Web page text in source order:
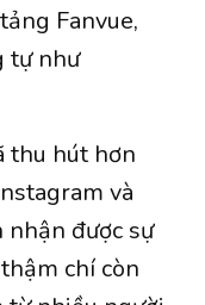
Fanvue,
tự như
thu hút hơn
và
nhận được sự
chí còn